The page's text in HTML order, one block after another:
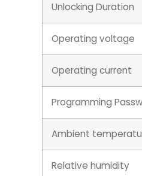
Unlocking Duration
Operating voltage
Operating current
Programming
Ambient
Relative humidity